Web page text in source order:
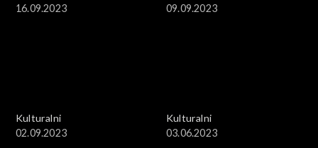
16.09.2023
09.09.2023
Kulturalni
02.09.2023
Kulturalni
03.06.2023